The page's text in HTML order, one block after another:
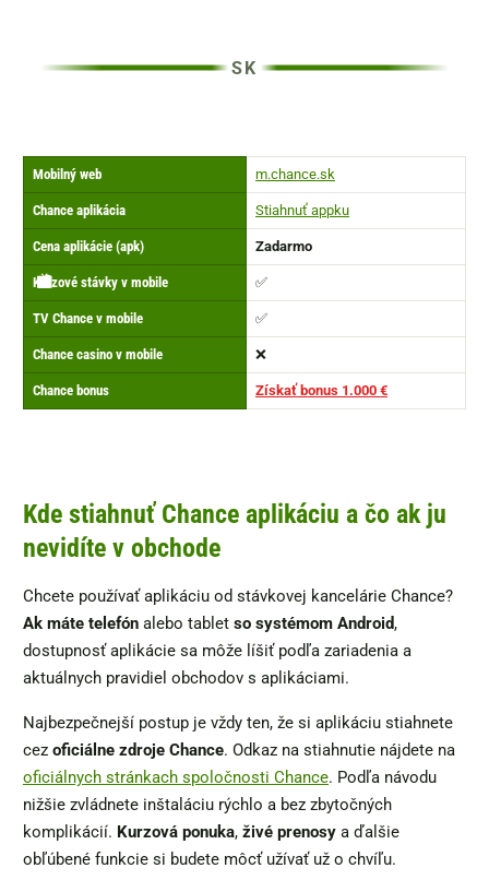
🔗
Mobilný web m.chance.sk
📱
Chance aplikácia Stiahnuť appku
💲
Cena aplikácie (apk) Zadarmo
⚽
Kurzové stávky v mobile ✅
📺
TV Chance v mobile ✅
🎰
Chance casino v mobile ❌
💰
Chance bonus Získať bonus 1.000 €
Kde stiahnuť Chance aplikáciu a čo ak ju
nevidíte v obchode
Chcete používať aplikáciu od stávkovej kancelárie Chance?
Ak máte telefón alebo tablet so systémom Android,
dostupnosť aplikácie sa môže líšiť podľa zariadenia a
aktuálnych pravidiel obchodov s aplikáciami.
Najbezpečnejší postup je vždy ten, že si aplikáciu stiahnete
cez oficiálne zdroje Chance. Odkaz na stiahnutie nájdete na
oficiálnych stránkach spoločnosti Chance. Podľa návodu
nižšie zvládnete inštaláciu rýchlo a bez zbytočných
komplikácií. Kurzová ponuka, živé prenosy a ďalšie
obľúbené funkcie si budete môcť užívať už o chvíľu.